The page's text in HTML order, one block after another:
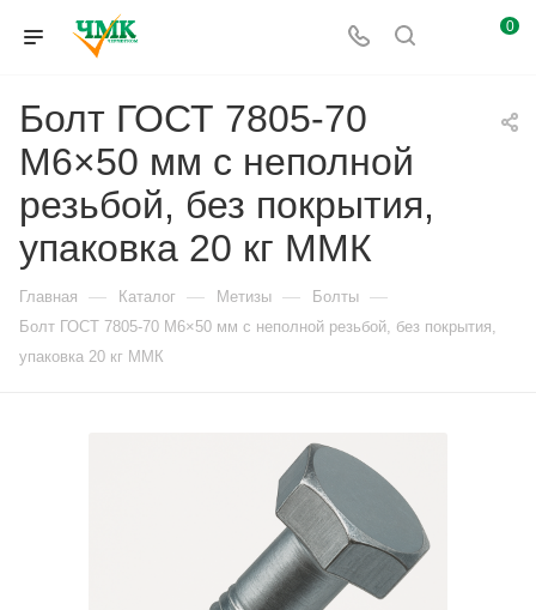
0
Болт ГОСТ 7805-70
М6×50 мм с неполной
резьбой, без покрытия,
упаковка 20 кг ММК
Главная — Каталог — Метизы — Болты —
Болт ГОСТ 7805-70 М6×50 мм с неполной резьбой, без покрытия,
упаковка 20 кг ММК